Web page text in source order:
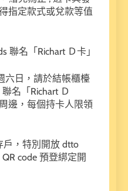
指定款式或兌款等值
聯名「Richart Ｄ卡」
日，請於結帳櫃檯
名「Richart Ｄ
邊，每個持卡人限領
，特別開放 dtto
code 預登綁定開